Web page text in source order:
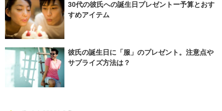
30代の彼氏への誕生日プレゼントー予算とおす
すめアイテム
彼氏の誕生日に「服」のプレゼント。注意点や
サプライズ方法は？